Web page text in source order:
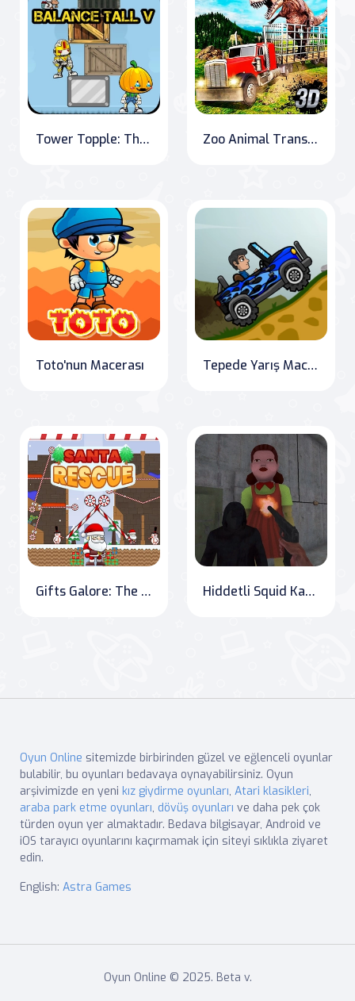
Tower Topple: The Ultimate Balancing Challenge Zoo Animal Transport Simulator
Toto'nun Macerası Tepede Yarış Macerası
Gifts Galore: The Santa Rescue Adventure Hiddetli Squid Kaçışı
Oyun Online sitemizde birbirinden güzel ve eğlenceli oyunlar
bulabilir, bu oyunları bedavaya oynayabilirsiniz. Oyun
arşivimizde en yeni kız giydirme oyunları, Atari klasikleri,
araba park etme oyunları, dövüş oyunları ve daha pek çok
türden oyun yer almaktadır. Bedava bilgisayar, Android ve
iOS tarayıcı oyunlarını kaçırmamak için siteyi sıklıkla ziyaret
edin.
English: Astra Games
Oyun Online © 2025. Beta v.